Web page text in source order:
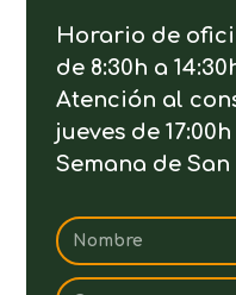
Horario de
de 8:30h a
Atención al
jueves de
Semana de